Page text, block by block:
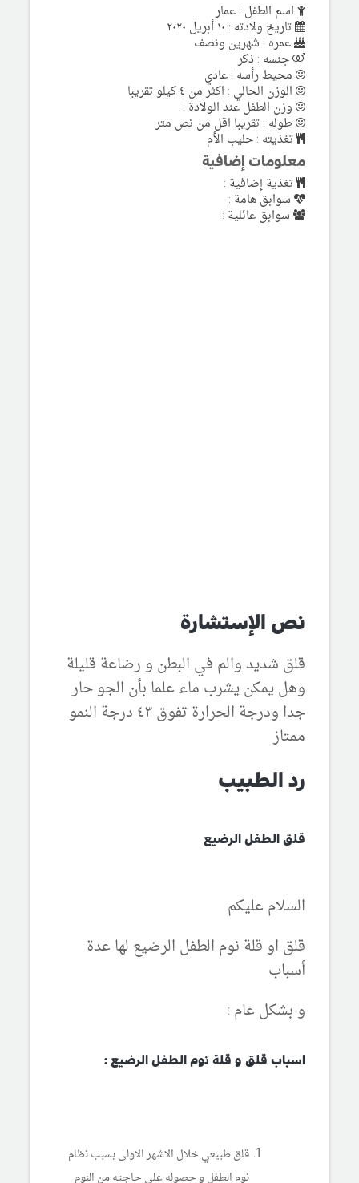
اسم الطفل : عمار
تاريخ ولادته : ١٠ أبريل ٢٠٢٠
عمره : شهرين ونصف
جنسه : ذكر
محيط رأسه : عادي
الوزن الحالي : اكثر من ٤ كيلو تقريبا
وزن الطفل عند الولادة :
طوله : تقريبا اقل من نص متر
تغذيته : حليب الأم
معلومات إضافية
تغذية إضافية :
سوابق هامة :
سوابق عائلية :
نص الإستشارة
قلق شديد والم في البطن و رضاعة قليلة
وهل يمكن يشرب ماء علما بأن الجو حار
جدا ودرجة الحرارة تفوق ٤٣ درجة النمو
ممتاز
رد الطبيب
قلق الطفل الرضيع
السلام عليكم
قلق او قلة نوم الطفل الرضيع لها عدة
أسباب
و بشكل عام :
اسباب قلق و قلة نوم الطفل الرضيع :
قلق طبيعي خلال الاشهر الاولى بسبب نظام
نوم الطفل و حصوله على حاجته من النوم